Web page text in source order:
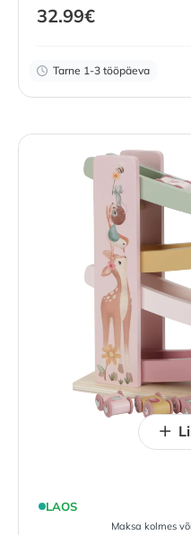
32.99€
Tarne 1-3 tööpäeva
LAOS
Maksa kolmes